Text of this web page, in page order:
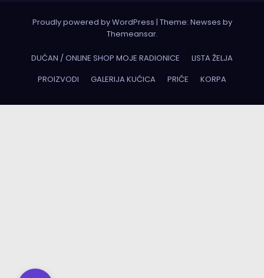
Proudly powered by WordPress | Theme: Newses by
Themeansar.
DUĆAN / ONLINE SHOP MOJE RADIONICE
LISTA ŽELJA
PROIZVODI
GALERIJA KUĆICA PRIČE KORPA